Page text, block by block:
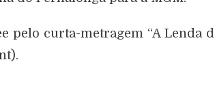
pelo curta-metragem “A Lenda